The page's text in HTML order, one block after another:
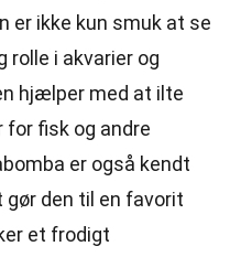
er ikke kun smuk at se
rolle i akvarier og
hjælper med at ilte
fisk og andre
er også kendt
den til en favorit
et frodigt